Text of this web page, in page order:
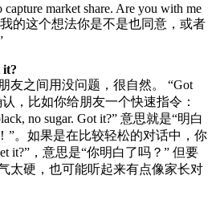
capture market share. Are you with me
我的这个想法你是不是也同意，或者
it?
友之间用没问题，很自然。 “Got
，比如你给朋友一个快速指令：
no sugar. Got it?” 意思就是“明白
”。如果是在比较轻松的对话中，你
it?”，意思是“你明白了吗？” 但要
太硬，也可能听起来有点像家长对